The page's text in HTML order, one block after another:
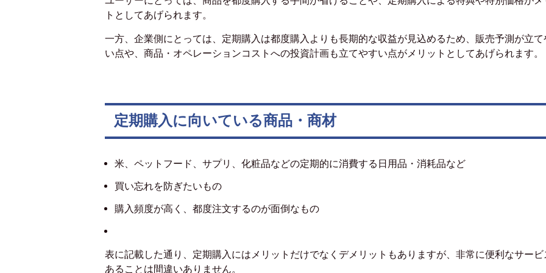
トとしてあげられます。
一方、企業側にとっては、定期購入は都度購入よりも長期的な収益が見込めるため、販売予測が立て
い点や、商品・オペレーションコストへの投資計画も立てやすい点がメリットとしてあげられます。
定期購入に向いている商品・商材
米、ペットフード、サプリ、化粧品などの定期的に消費する日用品・消耗品など
買い忘れを防ぎたいもの
購入頻度が高く、都度注文するのが面倒なもの
表に記載した通り、定期購入にはメリットだけでなくデメリットもありますが、非常に便利なサービ
あることは間違いありません。